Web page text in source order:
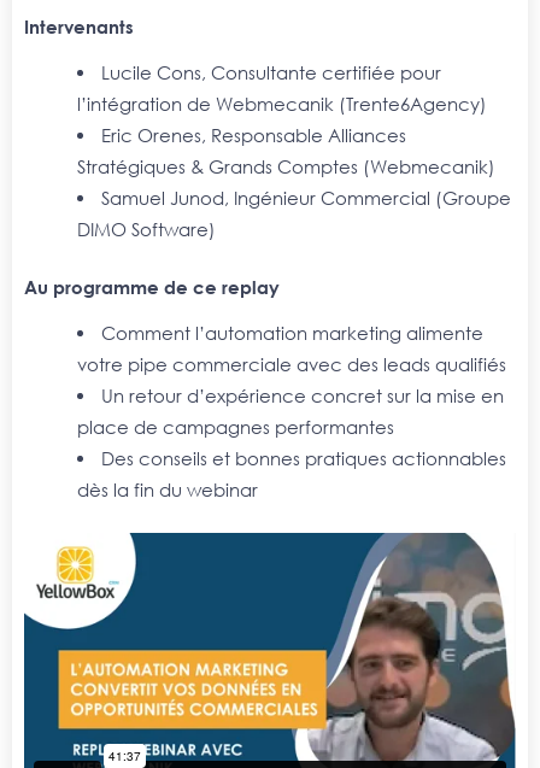
Intervenants
Lucile Cons, Consultante certifiée pour
l’intégration de Webmecanik (Trente6Agency)
Eric Orenes, Responsable Alliances
Stratégiques & Grands Comptes (Webmecanik)
Samuel Junod, Ingénieur Commercial (Groupe
DIMO Software)
Au programme de ce replay
Comment l’automation marketing alimente
votre pipe commerciale avec des leads qualifiés
Un retour d’expérience concret sur la mise en
place de campagnes performantes
Des conseils et bonnes pratiques actionnables
dès la fin du webinar